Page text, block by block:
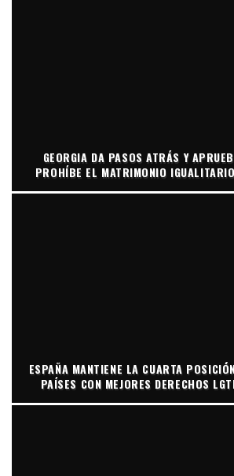
GEORGIA DA PASOS ATRÁS Y
PROHÍBE EL MATRIMONIO
ESPAÑA MANTIENE LA CUARTA
PAÍSES CON MEJORES DERECHOS